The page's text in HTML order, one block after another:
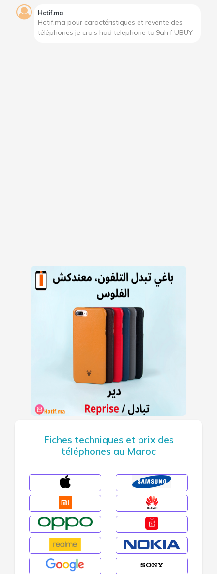
Hatif.ma
Hatif.ma pour caractéristiques et revente des
téléphones je crois had telephone tal9ah f UBUY
Fiches techniques et prix des
téléphones au Maroc